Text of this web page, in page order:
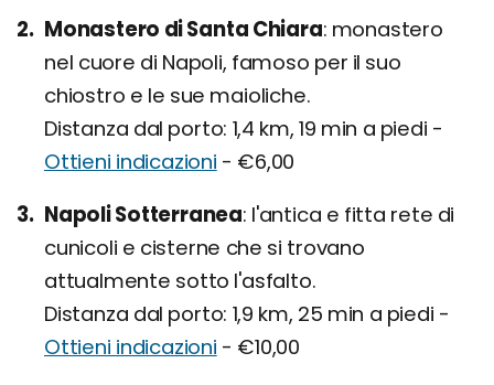
Monastero di Santa Chiara monastero
nel cuore di Napoli, famoso per il suo
chiostro e le sue maioliche.
Distanza dal porto: 1,4 km, 19 min a piedi -
Ottieni indicazioni - €6,00
Napoli Sotterranea l'antica e fitta rete di
cunicoli e cisterne che si trovano
attualmente sotto l'asfalto.
Distanza dal porto: 1,9 km, 25 min a piedi -
Ottieni indicazioni - €10,00